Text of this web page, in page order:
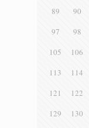
89
90
97
98
105
106
113
114
121
122
129
130